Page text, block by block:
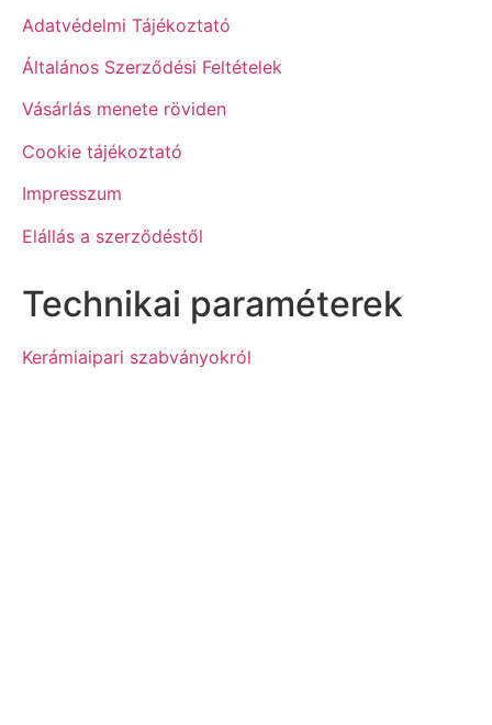
Adatvédelmi Tájékoztató
Általános Szerződési Feltételek
Vásárlás menete röviden
Cookie tájékoztató
Impresszum
Elállás a szerződéstől
Technikai paraméterek
Kerámiaipari szabványokról